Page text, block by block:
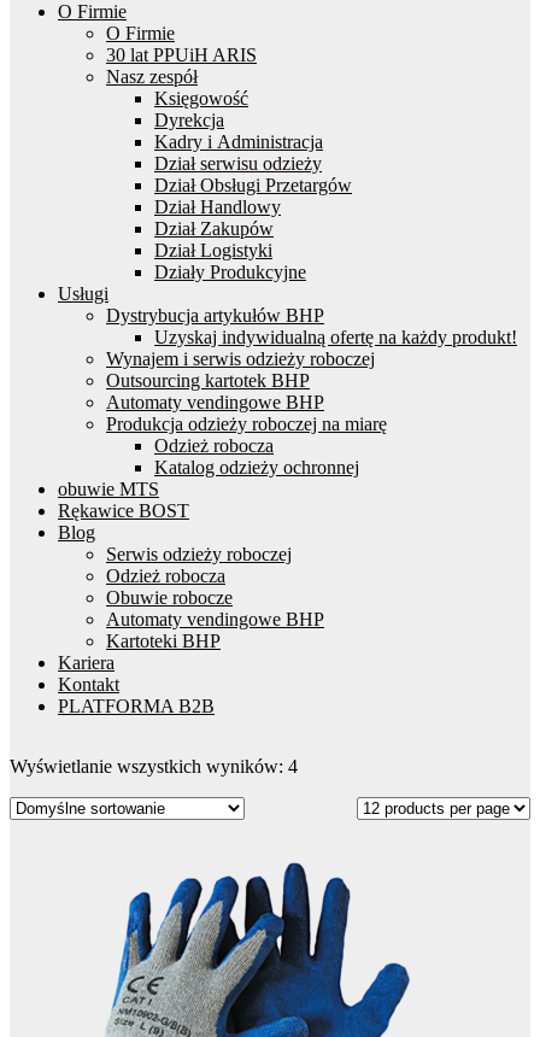
O Firmie
O Firmie
30 lat PPUiH ARIS
Nasz zespół
Księgowość
Dyrekcja
Kadry i Administracja
Dział serwisu odzieży
Dział Obsługi Przetargów
Dział Handlowy
Dział Zakupów
Dział Logistyki
Działy Produkcyjne
Usługi
Dystrybucja artykułów BHP
Uzyskaj indywidualną ofertę na każdy produkt!
Wynajem i serwis odzieży roboczej
Outsourcing kartotek BHP
Automaty vendingowe BHP
Produkcja odzieży roboczej na miarę
Odzież robocza
Katalog odzieży ochronnej
obuwie MTS
Rękawice BOST
Blog
Serwis odzieży roboczej
Odzież robocza
Obuwie robocze
Automaty vendingowe BHP
Kartoteki BHP
Kariera
Kontakt
PLATFORMA B2B
Wyświetlanie wszystkich wyników: 4